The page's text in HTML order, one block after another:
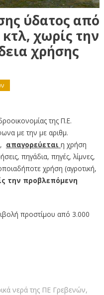
ύδατος από
χωρίς την
χρήσης
της Π.Ε.
με την με αριθμ.
απαγορεύεται η χρήση
πηγάδια, πηγές, λίμνες,
χρήση (αγροτική,
την προβλεπόμενη
προστίμου από 3.000
νερά της ΠΕ Γρεβενών,